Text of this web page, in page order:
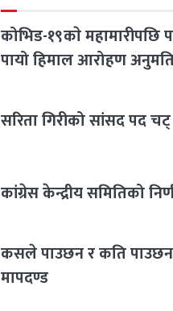
कोभिड-१९काे महामारीपछि
पायो हिमाल आरोहण
सरिता गिरीको सांसद पद चट्
कांग्रेस केन्द्रीय समितिको
कसले पाउछन र कति पाउछन
मापदण्ड